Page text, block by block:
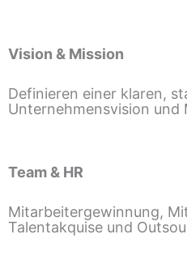
Vision & Mission
Definieren einer klaren,
Unternehmensvision und
Team & HR
Mitarbeitergewinnung,
Talentakquise und